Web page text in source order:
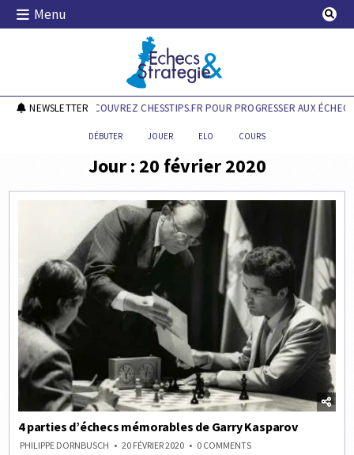
Skip
Menu
Echecs & Stratégie
NEWSLETTERDÉCOUVREZ CHESSTIPS.FR POUR PROGRESSER AUX ÉCHECS
DÉBUTER JOUER ELO COURS
Jour : 20 février 2020
4 parties d’échecs mémorables de Garry Kasparov
PHILIPPE DORNBUSCH 20 FÉVRIER 2020 0 COMMENTSON